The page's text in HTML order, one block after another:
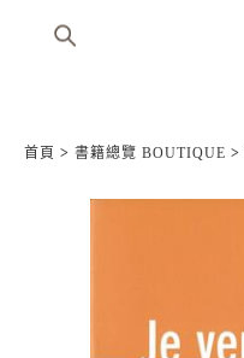
首頁 > 書籍總覽 BOUTIQUE >